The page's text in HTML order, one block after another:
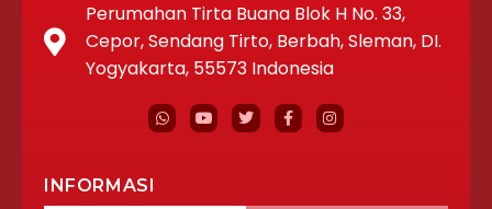
Perumahan Tirta Buana Blok H No. 33,
Cepor, Sendang Tirto, Berbah, Sleman, DI.
Yogyakarta, 55573 Indonesia
INFORMASI